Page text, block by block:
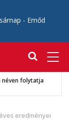
- Emőd
eredményei